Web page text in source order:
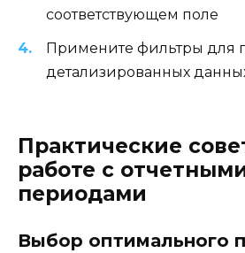
соответствующем поле
Примените фильтры для
детализированных
Практические
работе с
периодами
Выбор оптимального